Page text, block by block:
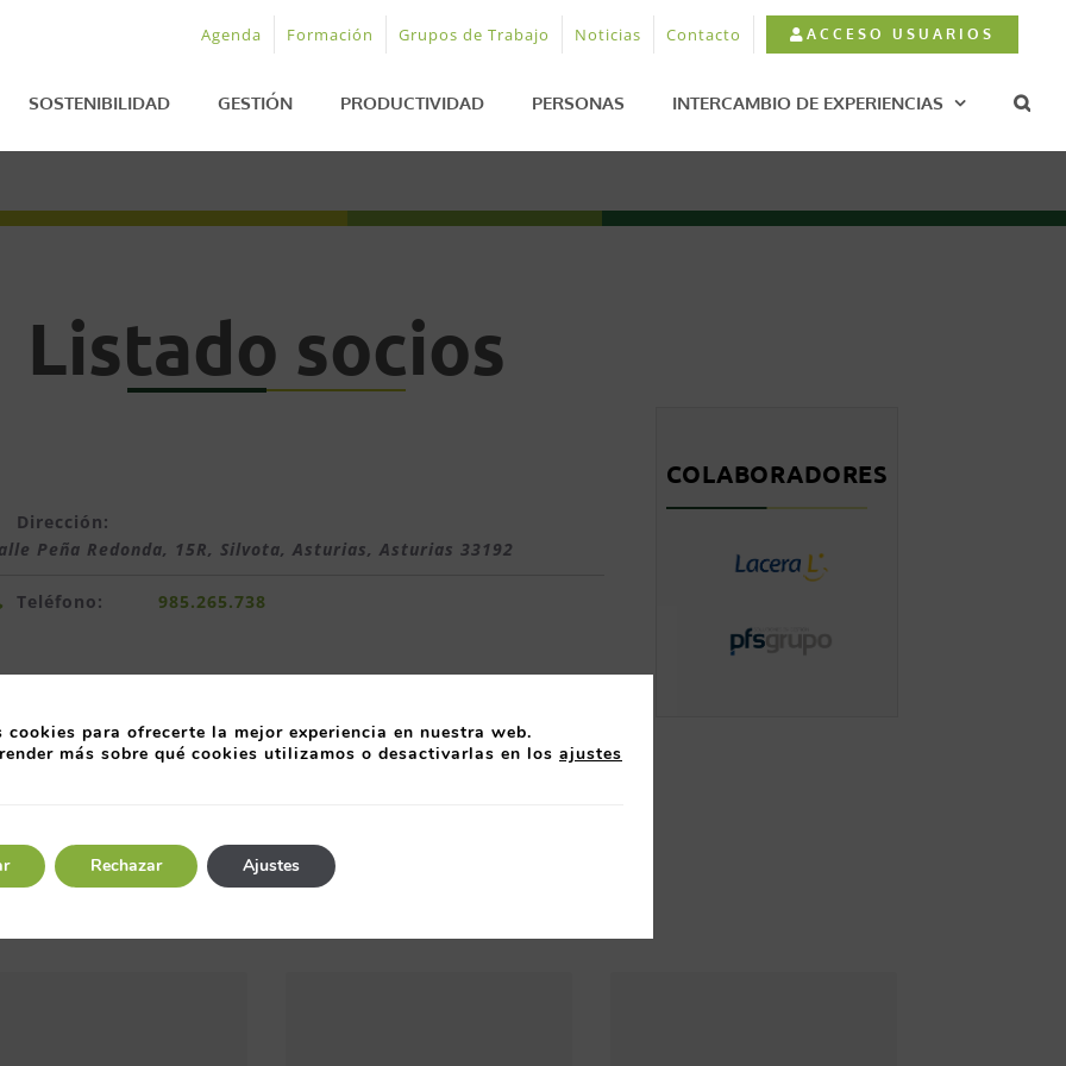
Agenda Formación Grupos de Trabajo Noticias Contacto ACCESO USUARIOS
SOSTENIBILIDAD GESTIÓN PRODUCTIVIDAD PERSONAS INTERCAMBIO DE EXPERIENCIAS
Listado socios
Dirección:
Peña Redonda, 15R, Silvota, Asturias,Asturias 33192
Teléfono: 985.265.738
COLABORADORES
cookies para ofrecerte la mejor experiencia en nuestra web.
más sobre qué cookies utilizamos o desactivarlas en los ajustes
Rechazar Ajustes